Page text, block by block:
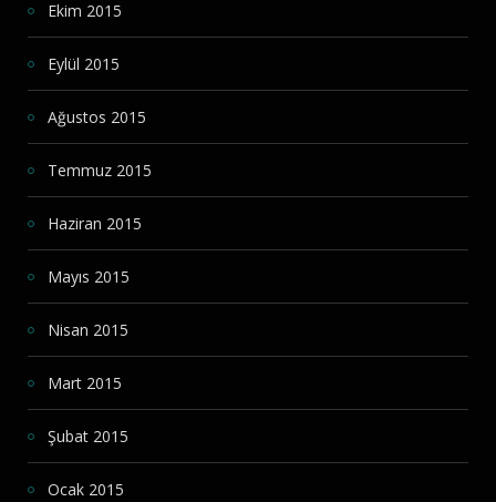
Ekim 2015
Eylül 2015
Ağustos 2015
Temmuz 2015
Haziran 2015
Mayıs 2015
Nisan 2015
Mart 2015
Şubat 2015
Ocak 2015